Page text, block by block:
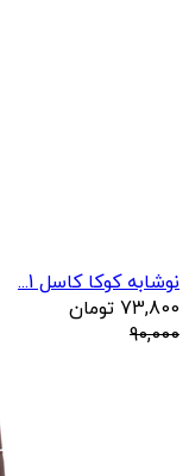
نوشابه کوکا کاسل 1...
73,800 تومان
90,000